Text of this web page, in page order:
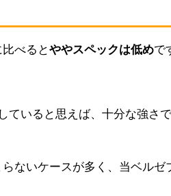
べるとややスペックは低めで
ていると思えば、十分な強さで
ないケースが多く、当ベルゼ